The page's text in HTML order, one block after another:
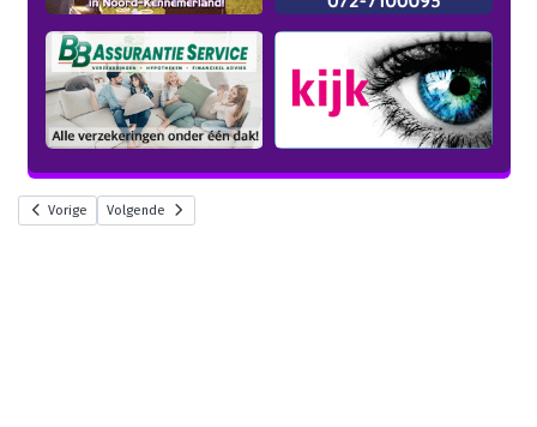
Vorige Volgende